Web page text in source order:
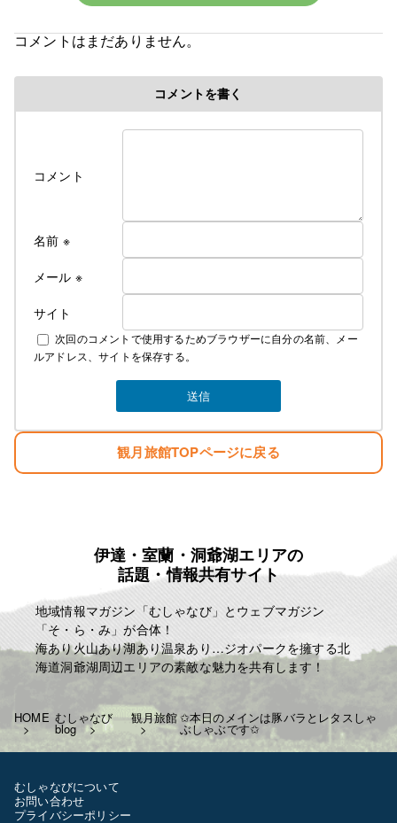
令和８年各部屋エアコン導入により
なお、詳しいご料金につきましては
下記にて説明しております
素泊まり ￥4000 税込み ￥4400
夕食 ￥1300 税込み ￥1430
朝食 ￥700 税込み ￥770
お弁当 ￥750 税込み ￥825
例として
一泊三食 ￥6750 税込み ￥7425
一泊二食 ￥6000 税込み ￥6600
一泊夕食 ￥5300 税込み ￥5830
一泊朝食 ￥4700 税込み ￥5170
となります
よろしくお願いいたします！
✩相部屋の際はお一人につき-200￥
します
ございません
お客様のご利用お待ちしています
コメントはまだありません。
コメントを書く
コメント
名前 ※
メール ※
サイト
次回のコメントで使用するためブラウザーに自分の名前、メー
ルアドレス、サイトを保存する。
観月旅館TOPページに戻る
伊達・室蘭・洞爺湖エリアの
話題・情報共有サイト
地域情報マガジン「むしゃなび」とウェブマガジン
「そ・ら・み」が合体！
海あり火山あり湖あり温泉あり…ジオパークを擁する北
海道洞爺湖周辺エリアの素敵な魅力を共有します！
HOME むしゃなび
blog
観月旅館✩本日のメインは豚バラとレタスしゃ
ぶしゃぶです✩
むしゃなびについて
お問い合わせ
プライバシーポリシー